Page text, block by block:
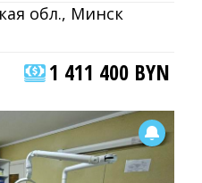
обл., Минск
1 411 400 BYN